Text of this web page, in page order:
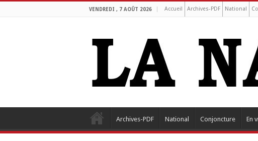
VENDREDI , 7 AOÛT 2026 Accueil Archives-PDF National
Archives-PDF National Conjoncture En